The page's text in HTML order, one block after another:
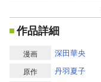
作品詳細
漫画 深田華央
原作 丹羽夏子